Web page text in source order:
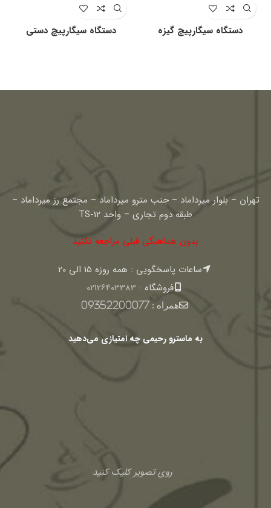
دستگاه سیگارپیچ گیزه دستگاه سیگارپیچ دستی
تهران – بلوار میرداماد – جنب مترو میرداماد – مجتمع رز میرداماد –
طبقه دوم تجاری – واحد TS-12
بدون هماهنگی قبلی مراجعه نکنید
ساعات پاسخگویی : همه روزه 15 الی 20
فروشگاه : 02126403383
همراه :09352200077
به ماسترو رحیمی چه امتیازی می‌دهید
روی تصویر کلیک کنید